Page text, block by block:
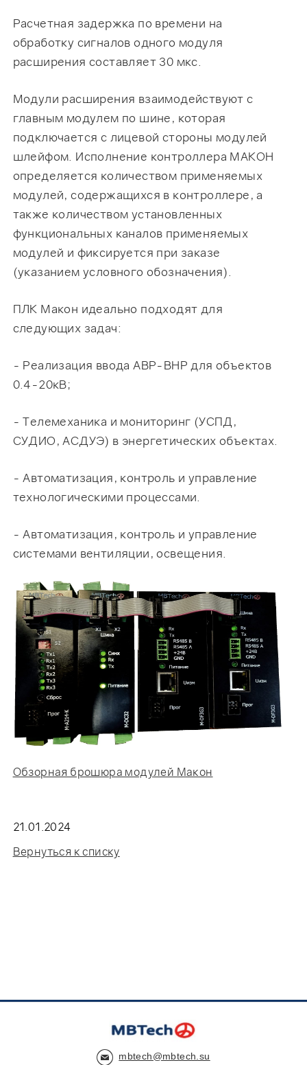
Расчетная задержка по времени на
обработку сигналов одного модуля
расширения составляет 30 мкс.
Модули расширения взаимодействуют с
главным модулем по шине, которая
подключается с лицевой стороны модулей
шлейфом. Исполнение контроллера МАКОН
определяется количеством применяемых
модулей, содержащихся в контроллере, а
также количеством установленных
функциональных каналов применяемых
модулей и фиксируется при заказе
(указанием условного обозначения).
ПЛК Макон идеально подходят для
следующих задач:
- Реализация ввода АВР-ВНР для объектов
0.4-20кВ;
- Телемеханика и мониторинг (УСПД,
СУДИО, АСДУЭ) в энергетических объектах.
- Автоматизация, контроль и управление
технологическими процессами.
- Автоматизация, контроль и управление
системами вентиляции, освещения.
Обзорная брошюра модулей Макон
21.01.2024
Вернуться к списку
mbtech@mbtech.su